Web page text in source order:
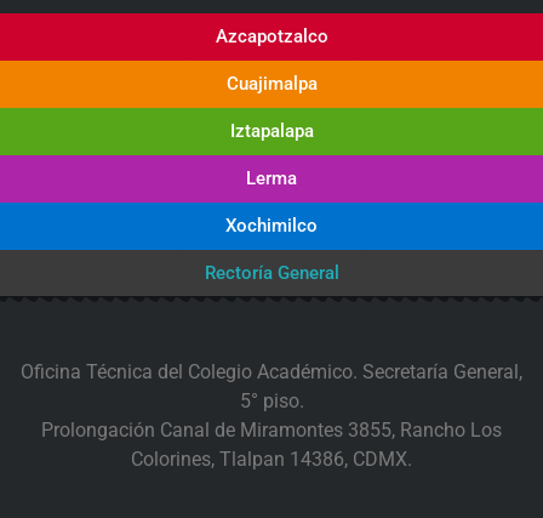
Azcapotzalco
Cuajimalpa
Iztapalapa
Lerma
Xochimilco
Rectoría General
Oficina Técnica del Colegio Académico. Secretaría General,
5° piso.
Prolongación Canal de Miramontes 3855, Rancho Los
Colorines, Tlalpan 14386, CDMX.